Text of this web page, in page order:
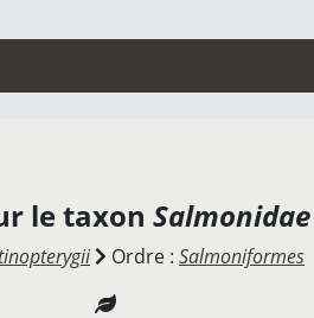
le taxon Salmonidae
Ordre : Salmoniformes